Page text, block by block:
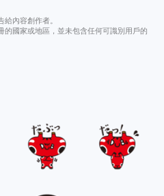
內容創作者。
的國家或地區，並未包含任何可識別用戶的